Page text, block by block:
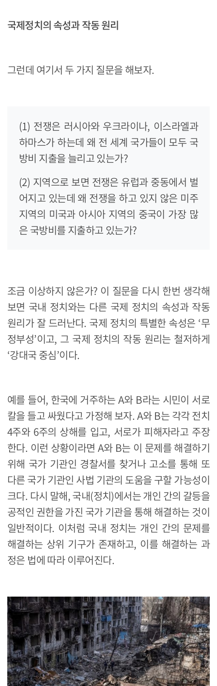
국제정치의 속성과 작동 원리
그런데 여기서 두 가지 질문을 해보자.
(1) 전쟁은 러시아와 우크라이나, 이스라엘과
하마스가 하는데 왜 전 세계 국가들이 모두 국
방비 지출을 늘리고 있는가?
(2) 지역으로 보면 전쟁은 유럽과 중동에서 벌
어지고 있는데 왜 전쟁을 하고 있지 않은 미주
지역의 미국과 아시아 지역의 중국이 가장 많
은 국방비를 지출하고 있는가?
조금 이상하지 않은가? 이 질문을 다시 한번 생각해
보면 국내 정치와는 다른 국제 정치의 속성과 작동
원리가 잘 드러난다. 국제 정치의 특별한 속성은 ‘무
정부성’이고, 그 국제 정치의 작동 원리는 철저하게
‘강대국 중심’이다.
예를 들어, 한국에 거주하는 A와 B라는 시민이 서로
칼을 들고 싸웠다고 가정해 보자. A와 B는 각각 전치
4주와 6주의 상해를 입고, 서로가 피해자라고 주장
한다. 이런 상황이라면 A와 B는 이 문제를 해결하기
위해 국가 기관인 경찰서를 찾거나 고소를 통해 또
다른 국가 기관인 사법 기관의 도움을 구할 가능성이
크다. 다시 말해, 국내(정치)에서는 개인 간의 갈등을
공적인 권한을 가진 국가 기관을 통해 해결하는 것이
일반적이다. 이처럼 국내 정치는 개인 간의 문제를
해결하는 상위 기구가 존재하고, 이를 해결하는 과
정은 법에 따라 이루어진다.